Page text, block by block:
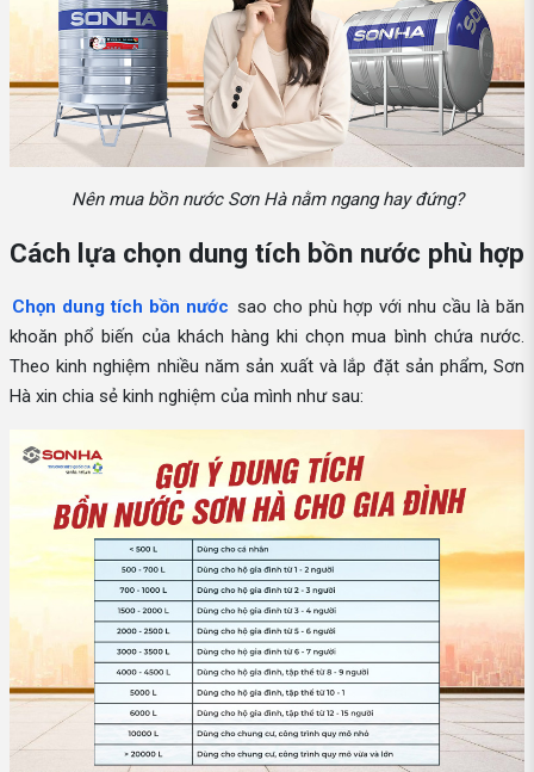
Nên mua bồn nước Sơn Hà nằm ngang hay đứng?
Cách lựa chọn dung tích bồn nước phù hợp
Chọn dung tích bồn nước sao cho phù hợp với nhu cầu là băn
khoăn phổ biến của khách hàng khi chọn mua bình chứa nước.
Theo kinh nghiệm nhiều năm sản xuất và lắp đặt sản phẩm, Sơn
Hà xin chia sẻ kinh nghiệm của mình như sau: